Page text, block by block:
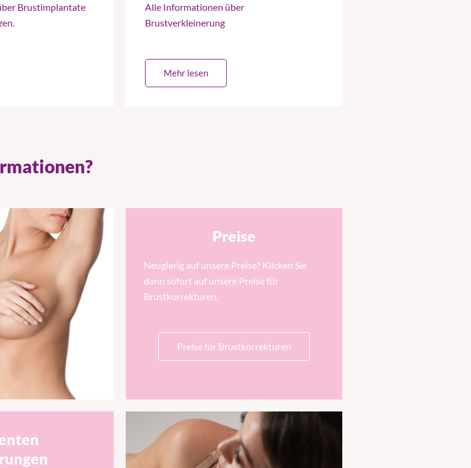
Brustimplantate
Alle Informationen über
Brustverkleinerung
Mehr lesen
Preise
Neugierig auf unsere Preise? Klicken Sie
dann sofort auf unsere Preise für
Brustkorrekturen.
Preise für Brustkorrekturen